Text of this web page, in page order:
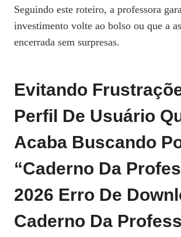
Seguindo este roteiro, a professora
investimento volte ao bolso ou que a
encerrada sem surpresas.
Evitando
Perfil De Usuário
Acaba Buscando
“caderno Da
2026 Erro De
Caderno Da